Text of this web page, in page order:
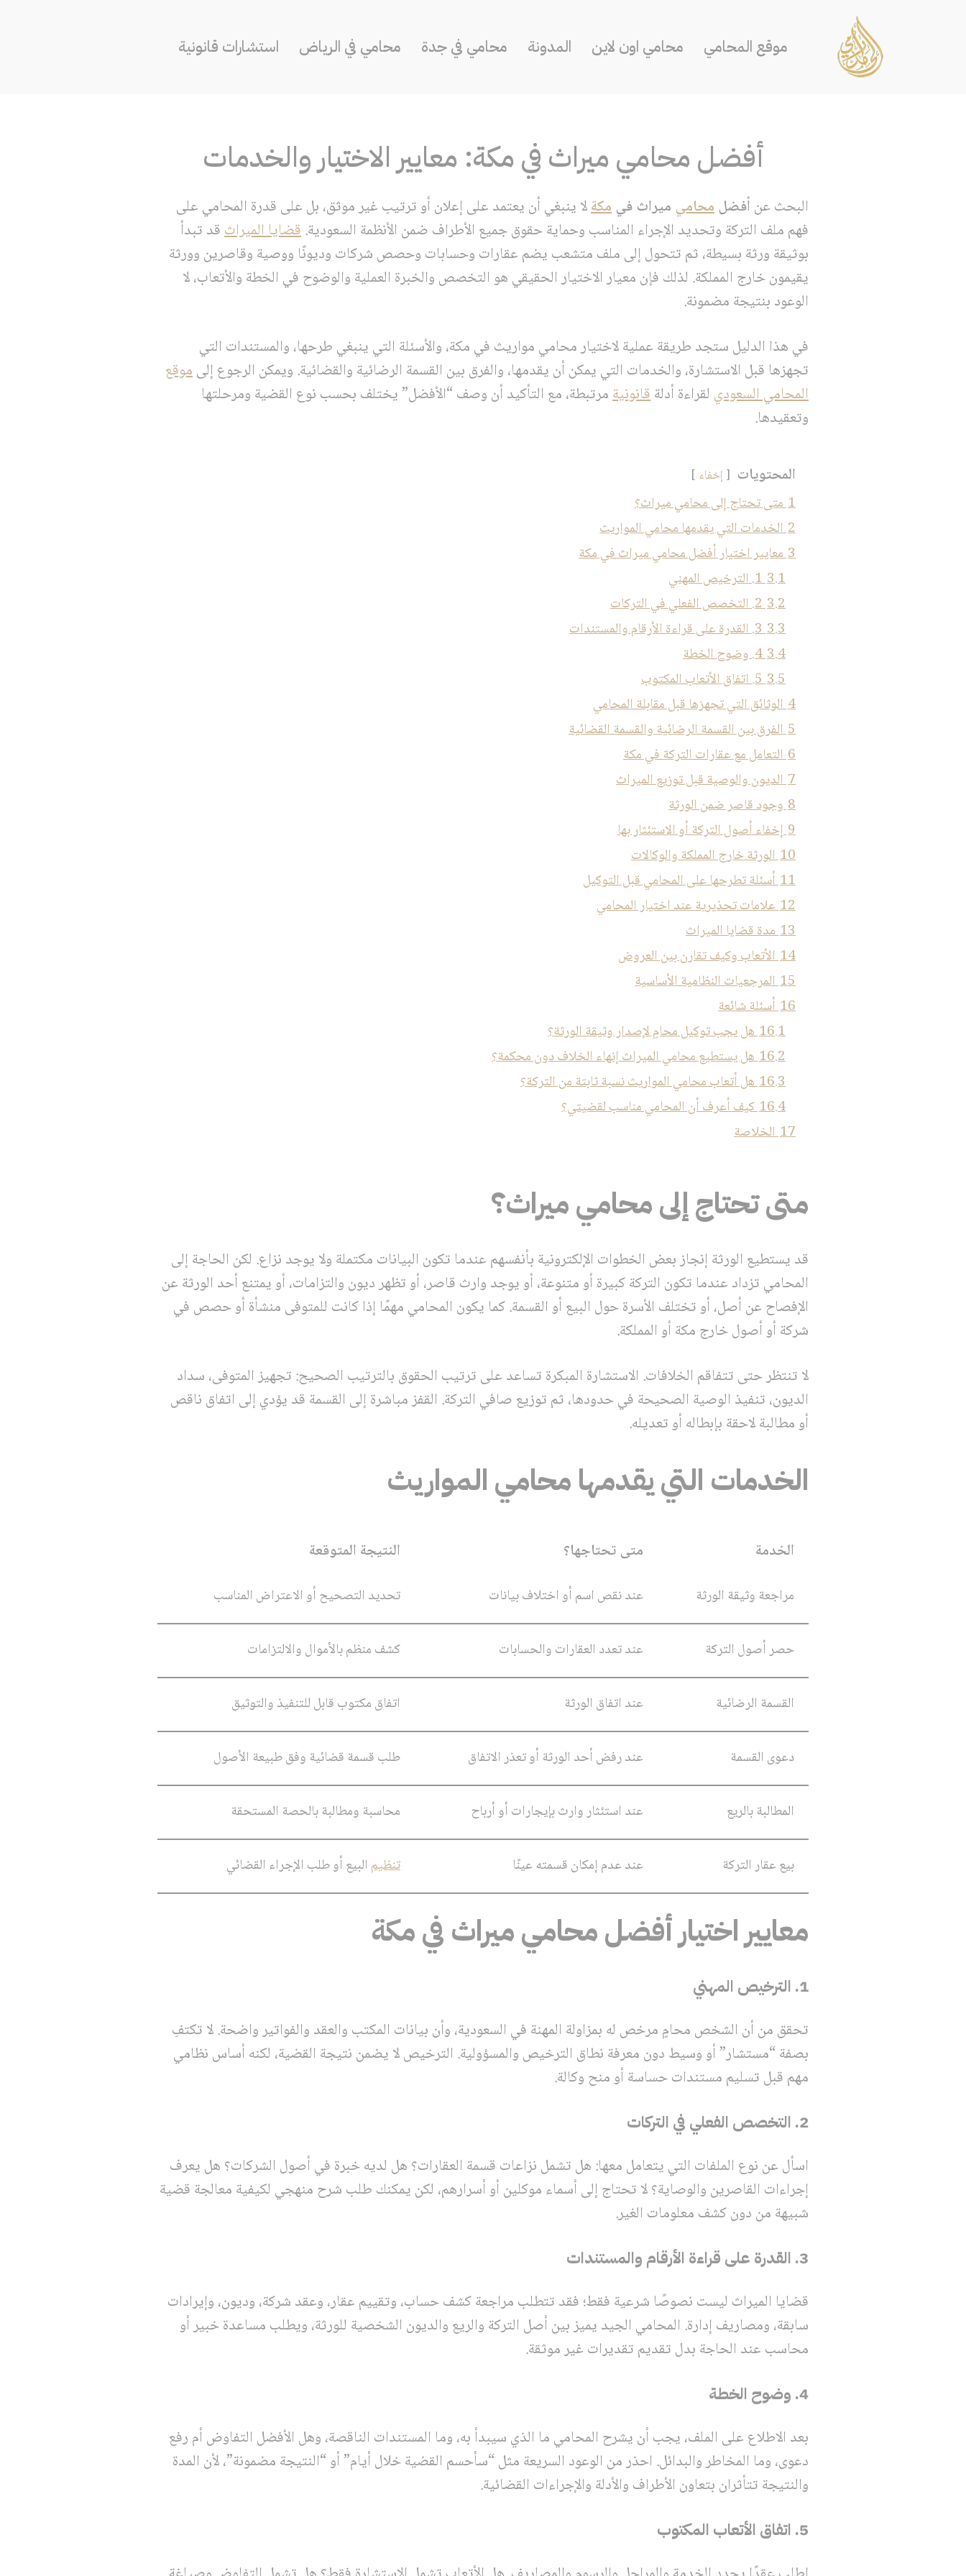
موقع المحامي محامي اون لاين المدونة محامي في جدة محامي في الرياض استشارات قانونية
أفضل محامي ميراث في مكة: معايير الاختيار والخدمات
البحث عن أفضل محامي ميراث في مكةلا ينبغي أن يعتمد على إعلان أو ترتيب غير موثق، بل على قدرة المحامي على
فهم ملف التركة وتحديد الإجراء المناسب وحماية حقوق جميع الأطراف ضمن الأنظمة السعودية.قضايا الميراثقد تبدأ
بوثيقة ورثة بسيطة، ثم تتحول إلى ملف متشعب يضم عقارات وحسابات وحصص شركات وديونًا ووصية وقاصرين وورثة
يقيمون خارج المملكة. لذلك فإن معيار الاختيار الحقيقي هو التخصص والخبرة العملية والوضوح في الخطة والأتعاب، لا
الوعود بنتيجة مضمونة.
في هذا الدليل ستجد طريقة عملية لاختيار محامي مواريث في مكة، والأسئلة التي ينبغي طرحها، والمستندات التي
تجهزها قبل الاستشارة، والخدمات التي يمكن أن يقدمها، والفرق بين القسمة الرضائية والقضائية. ويمكن الرجوع إلىموقع
المحامي السعودي لقراءة أدلةقانونيةمرتبطة، مع التأكيد أن وصف “الأفضل” يختلف بحسب نوع القضية ومرحلتها
وتعقيدها.
المحتويات إخفاء
1متى تحتاج إلى محامي ميراث؟
2الخدمات التي يقدمها محامي المواريث
3معايير اختيار أفضل محامي ميراث في مكة
3.11. الترخيص المهني
3.22. التخصص الفعلي في التركات
3.33. القدرة على قراءة الأرقام والمستندات
3.44. وضوح الخطة
3.55. اتفاق الأتعاب المكتوب
4الوثائق التي تجهزها قبل مقابلة المحامي
5الفرق بين القسمة الرضائية والقسمة القضائية
6التعامل مع عقارات التركة في مكة
7الديون والوصية قبل توزيع الميراث
8 وجود قاصر ضمن الورثة
9 إخفاء أصول التركة أو الاستئثار بها
10الورثة خارج المملكة والوكالات
11أسئلة تطرحها على المحامي قبل التوكيل
12علامات تحذيرية عند اختيار المحامي
13مدة قضايا الميراث
14الأتعاب وكيف تقارن بين العروض
15المرجعيات النظامية الأساسية
16أسئلة شائعة
16.1هل يجب توكيل محامٍ لإصدار وثيقة الورثة؟
16.2هل يستطيع محامي الميراث إنهاء الخلاف دون محكمة؟
16.3هل أتعاب محامي المواريث نسبة ثابتة من التركة؟
16.4كيف أعرف أن المحامي مناسب لقضيتي؟
17الخلاصة
متى تحتاج إلى محامي ميراث؟
قد يستطيع الورثة إنجاز بعض الخطوات الإلكترونية بأنفسهم عندما تكون البيانات مكتملة ولا يوجد نزاع. لكن الحاجة إلى
المحامي تزداد عندما تكون التركة كبيرة أو متنوعة، أو يوجد وارث قاصر، أو تظهر ديون والتزامات، أو يمتنع أحد الورثة عن
الإفصاح عن أصل، أو تختلف الأسرة حول البيع أو القسمة. كما يكون المحامي مهمًا إذا كانت للمتوفى منشأة أو حصص في
شركة أو أصول خارج مكة أو المملكة.
لا تنتظر حتى تتفاقم الخلافات. الاستشارة المبكرة تساعد على ترتيب الحقوق بالترتيب الصحيح: تجهيز المتوفى، سداد
الديون، تنفيذ الوصية الصحيحة في حدودها، ثم توزيع صافي التركة. القفز مباشرة إلى القسمة قد يؤدي إلى اتفاق ناقص
أو مطالبة لاحقة بإبطاله أو تعديله.
الخدمات التي يقدمها محامي المواريث
الخدمة متى تحتاجها؟ النتيجة المتوقعة
مراجعة وثيقة الورثة عند نقص اسم أو اختلاف بيانات تحديد التصحيح أو الاعتراض المناسب
حصر أصول التركة عند تعدد العقارات والحسابات كشف منظم بالأموال والالتزامات
القسمة الرضائية عند اتفاق الورثة اتفاق مكتوب قابل للتنفيذ والتوثيق
دعوى القسمة عند رفض أحد الورثة أو تعذر الاتفاق طلب قسمة قضائية وفق طبيعة الأصول
المطالبة بالريع عند استئثار وارث بإيجارات أو أرباح محاسبة ومطالبة بالحصة المستحقة
بيع عقار التركة عند عدم إمكان قسمته عينًا تنظيمالبيع أو طلب الإجراء القضائي
معايير اختيار أفضل محامي ميراث في مكة
1. الترخيص المهني
تحقق من أن الشخص محامٍ مرخص له بمزاولة المهنة في السعودية، وأن بيانات المكتب والعقد والفواتير واضحة. لا تكتفِ
بصفة “مستشار” أو وسيط دون معرفة نطاق الترخيص والمسؤولية. الترخيص لا يضمن نتيجة القضية، لكنه أساس نظامي
مهم قبل تسليم مستندات حساسة أو منح وكالة.
2. التخصص الفعلي في التركات
اسأل عن نوع الملفات التي يتعامل معها: هل تشمل نزاعات قسمة العقارات؟ هل لديه خبرة في أصول الشركات؟ هل يعرف
إجراءات القاصرين والوصاية؟ لا تحتاج إلى أسماء موكلين أو أسرارهم، لكن يمكنك طلب شرح منهجي لكيفية معالجة قضية
شبيهة من دون كشف معلومات الغير.
3. القدرة على قراءة الأرقام والمستندات
قضايا الميراث ليست نصوصًا شرعية فقط؛ فقد تتطلب مراجعة كشف حساب، وتقييم عقار، وعقد شركة، وديون، وإيرادات
سابقة، ومصاريف إدارة. المحامي الجيد يميز بين أصل التركة والريع والديون الشخصية للورثة، ويطلب مساعدة خبير أو
محاسب عند الحاجة بدل تقديم تقديرات غير موثقة.
4. وضوح الخطة
بعد الاطلاع على الملف، يجب أن يشرح المحامي ما الذي سيبدأ به، وما المستندات الناقصة، وهل الأفضل التفاوض أم رفع
دعوى، وما المخاطر والبدائل. احذر من الوعود السريعة مثل “سأحسم القضية خلال أيام” أو “النتيجة مضمونة”، لأن المدة
والنتيجة تتأثران بتعاون الأطراف والأدلة والإجراءات القضائية.
5. اتفاق الأتعاب المكتوب